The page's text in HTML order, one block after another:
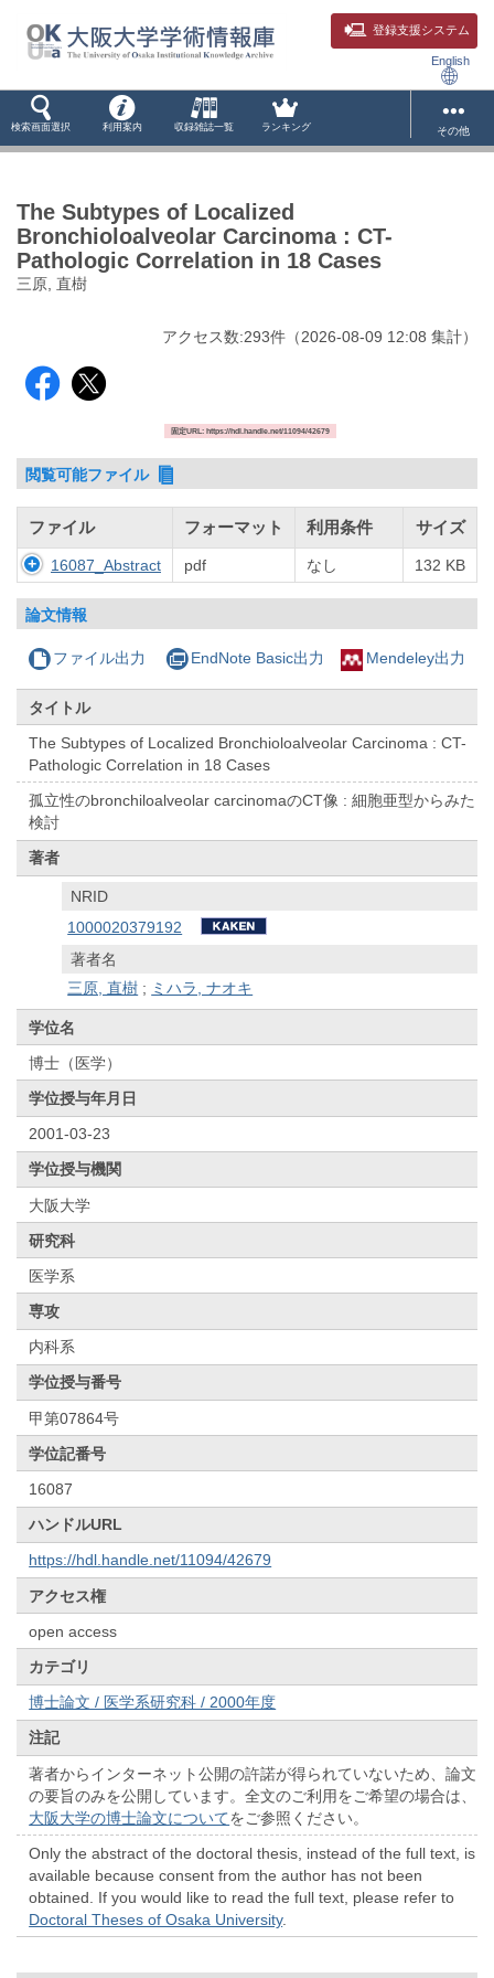
登録支援システム
English
検索画面選択 利用案内 収録雑誌一覧 ランキング その他
The Subtypes of Localized
Bronchioloalveolar Carcinoma : CT-
Pathologic Correlation in 18 Cases
三原, 直樹
アクセス数:293件 （2026-08-09 12:08 集計）
固定URL: https://hdl.handle.net/11094/42679
閲覧可能ファイル
ファイル フォーマット 利用条件 サイズ
16087_Abstract pdf なし 132 KB
論文情報
ファイル出力 EndNote Basic出力 Mendeley出力
タイトル
The Subtypes of Localized Bronchioloalveolar Carcinoma : CT-
Pathologic Correlation in 18 Cases
孤立性のbronchiloalveolar carcinomaのCT像 : 細胞亜型からみた
検討
著者
NRID
1000020379192
著者名
三原, 直樹 ; ミハラ, ナオキ
学位名
博士（医学）
学位授与年月日
2001-03-23
学位授与機関
大阪大学
研究科
医学系
専攻
内科系
学位授与番号
甲第07864号
学位記番号
16087
ハンドルURL
https://hdl.handle.net/11094/42679
アクセス権
open access
カテゴリ
博士論文 / 医学系研究科 / 2000年度
注記
著者からインターネット公開の許諾が得られていないため、論文
の要旨のみを公開しています。全文のご利用をご希望の場合は、
大阪大学の博士論文についてをご参照ください。
Only the abstract of the doctoral thesis, instead of the full text, is
available because consent from the author has not been
obtained. If you would like to read the full text, please refer to
Doctoral Theses of Osaka University.